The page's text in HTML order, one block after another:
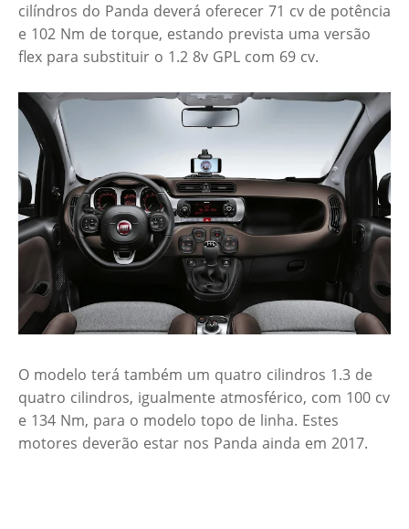
cilíndros do Panda deverá oferecer 71 cv de potência
e 102 Nm de torque, estando prevista uma versão
flex para substituir o 1.2 8v GPL com 69 cv.
O modelo terá também um quatro cilindros 1.3 de
quatro cilindros, igualmente atmosférico, com 100 cv
e 134 Nm, para o modelo topo de linha. Estes
motores deverão estar nos Panda ainda em 2017.